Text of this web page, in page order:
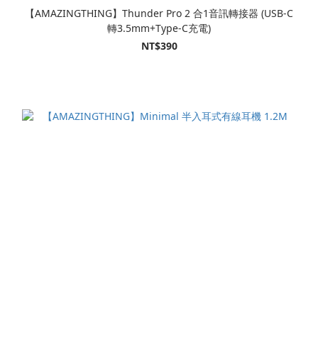
【AMAZINGTHING】Thunder Pro 2 合1音訊轉接器 (USB-C
轉3.5mm+Type-C充電)
NT$390